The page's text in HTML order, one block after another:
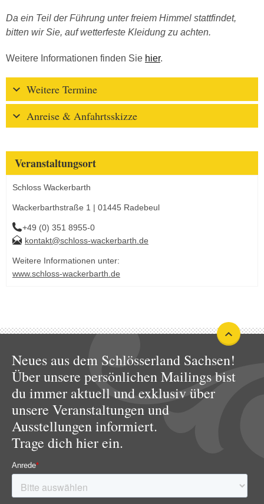
Da ein Teil der Führung unter freiem Himmel stattfindet,
bitten wir Sie, auf wetterfeste Kleidung zu achten.
Weitere Informationen finden Sie hier.
Weitere Termine
Anreise & Anfahrtsskizze
Veranstaltungsort
Schloss Wackerbarth
Wackerbarthstraße 1 | 01445 Radebeul
+49 (0) 351 8955-0
kontakt@schloss-wackerbarth.de
Weitere Informationen unter:
www.schloss-wackerbarth.de
Neues aus dem Schlösserland Sachsen!
Über unsere persönlichen Mailings bist
du immer aktuell und exklusiv über
unsere Veranstaltungen und
Ausstellungen informiert.
Trage dich hier ein.